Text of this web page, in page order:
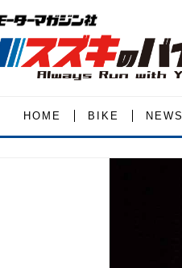
HOME BIKE NEWS